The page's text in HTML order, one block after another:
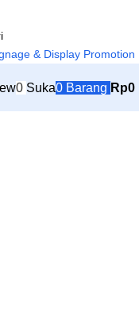
& Display Promotion
0 Suka0 Barang Rp0